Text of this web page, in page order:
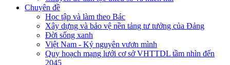
Chuyên đề
Học tập và làm theo Bác
Xây dựng và bảo vệ nền tảng tư tưởng của Đảng
Đời sống xanh
Việt Nam - Kỷ nguyên vươn mình
Quy hoạch mạng lưới cơ sở VHTTDL tầm nhìn đến
2045